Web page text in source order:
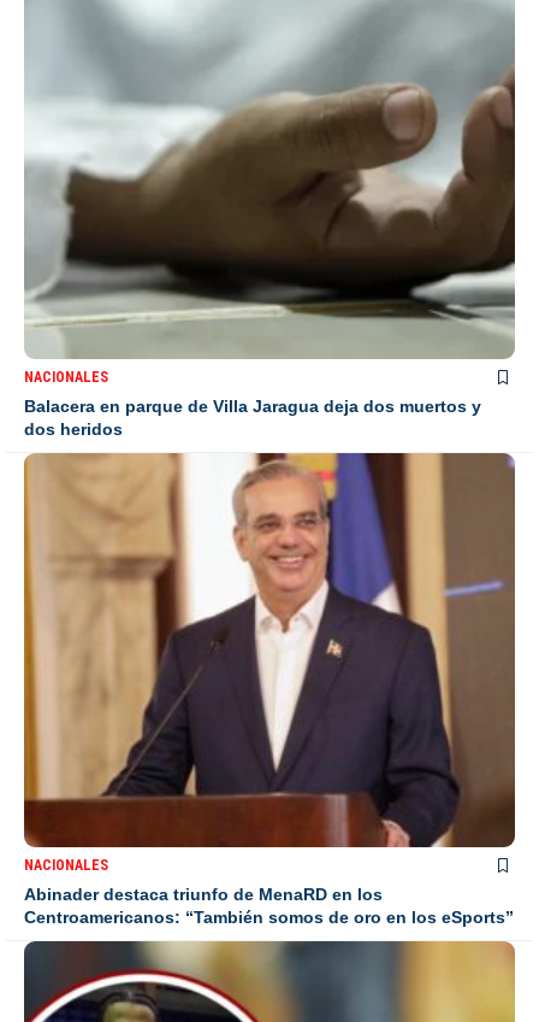
NACIONALES
Balacera en parque de Villa Jaragua deja dos muertos y
dos heridos
NACIONALES
Abinader destaca triunfo de MenaRD en los
Centroamericanos: “También somos de oro en los eSports”